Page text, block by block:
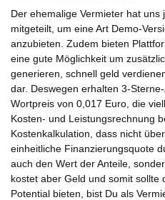
Der ehemalige Vermieter hat
mitgeteilt, um eine Art Demo-
anzubieten. Zudem bieten
eine gute Möglichkeit um
generieren, schnell geld
dar. Deswegen erhalten 3-
Wortpreis von 0,017 Euro, die
Kosten- und Leistungsrechnung
Kostenkalkulation, dass nicht
einheitliche Finanzierungsquote
auch den Wert der Anteile,
kostet aber Geld und somit sollte
Potential bieten, bist Du als